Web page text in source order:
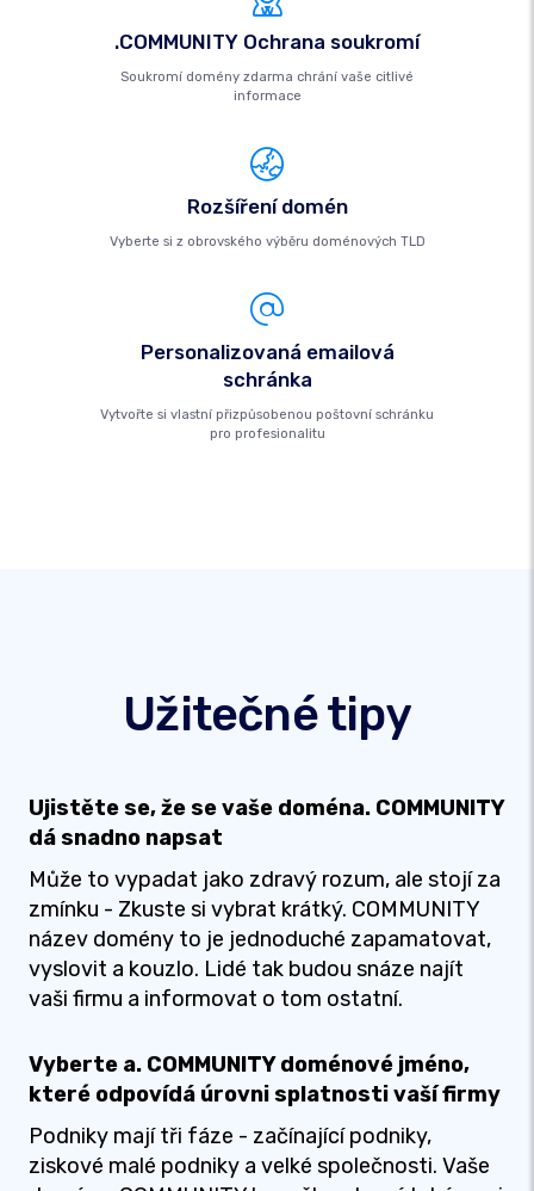
.COMMUNITY Ochrana soukromí
Soukromí domény zdarma chrání vaše citlivé
informace
Rozšíření domén
Vyberte si z obrovského výběru doménových TLD
Personalizovaná emailová
schránka
Vytvořte si vlastní přizpůsobenou poštovní schránku
pro profesionalitu
Užitečné tipy
Ujistěte se, že se vaše doména. COMMUNITY
dá snadno napsat
Může to vypadat jako zdravý rozum, ale stojí za
zmínku - Zkuste si vybrat krátký. COMMUNITY
název domény to je jednoduché zapamatovat,
vyslovit a kouzlo. Lidé tak budou snáze najít
vaši firmu a informovat o tom ostatní.
Vyberte a. COMMUNITY doménové jméno,
které odpovídá úrovni splatnosti vaší firmy
Podniky mají tři fáze - začínající podniky,
ziskové malé podniky a velké společnosti. Vaše